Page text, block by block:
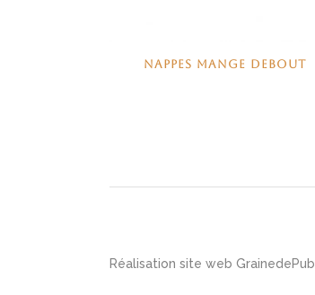
NAPPES MANGE DEBOUT
Réalisation site web GrainedePub